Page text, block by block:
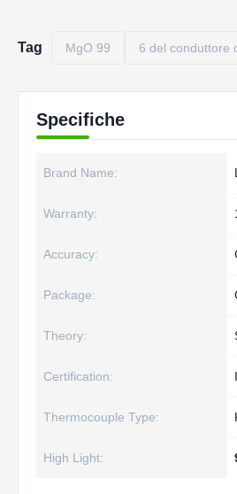
Tag MgO 99 6 del conduttore
Specifiche
Brand Name:
Warranty:
Accuracy:
Package:
Theory:
Certification:
Thermocouple Type:
High Light: